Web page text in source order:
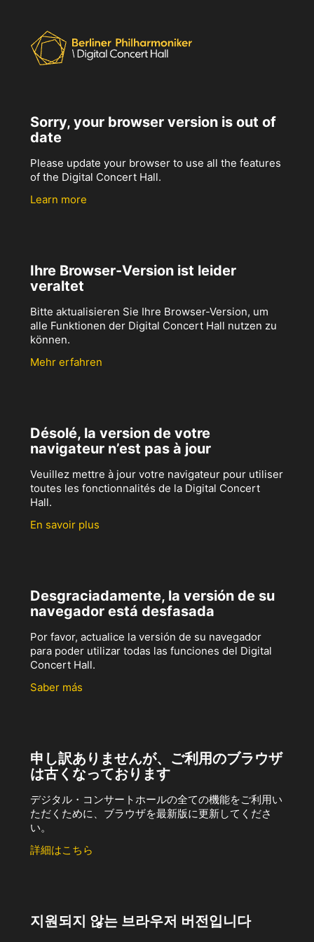
Sorry, your browser version is out of
date
Please update your browser to use all the features
of the Digital Concert Hall.
Learn more
Ihre Browser-Version ist leider
veraltet
Bitte aktualisieren Sie Ihre Browser-Version, um
alle Funktionen der Digital Concert Hall nutzen zu
können.
Mehr erfahren
Désolé, la version de votre
navigateur n’est pas à jour
Veuillez mettre à jour votre navigateur pour utiliser
toutes les fonctionnalités de la Digital Concert
Hall.
En savoir plus
Desgraciadamente, la versión de su
navegador está desfasada
Por favor, actualice la versión de su navegador
para poder utilizar todas las funciones del Digital
Concert Hall.
Saber más
申し訳ありませんが、ご利用のブラウザ
は古くなっております
デジタル・コンサートホールの全ての機能をご利用い
ただくために、ブラウザを最新版に更新してくださ
い。
詳細はこちら
지원되지 않는 브라우저 버전입니다